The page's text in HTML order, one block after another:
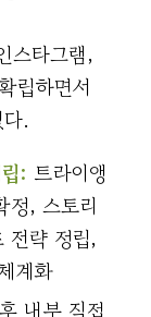
스타그램,
립하면서
.
: 트라이앵
, 스토리
전략 정립,
계화
내부 직접